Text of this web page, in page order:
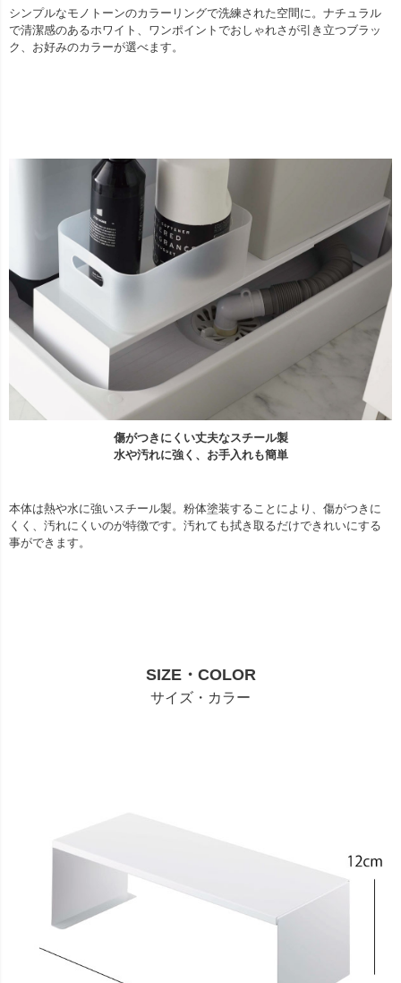
シンプルなモノトーンのカラーリングで洗練された空間に。ナチュラル
で清潔感のあるホワイト、ワンポイントでおしゃれさが引き立つブラッ
ク、お好みのカラーが選べます。
傷がつきにくい丈夫なスチール製
水や汚れに強く、お手入れも簡単
本体は熱や水に強いスチール製。粉体塗装することにより、傷がつきに
くく、汚れにくいのが特徴です。汚れても拭き取るだけできれいにする
事ができます。
SIZE・COLOR
サイズ・カラー